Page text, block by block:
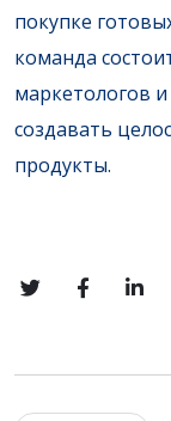
покупке
команда
маркетологов
создавать
продукты.